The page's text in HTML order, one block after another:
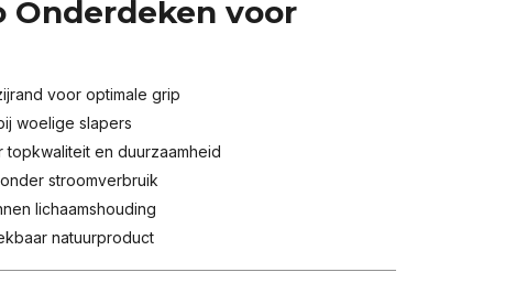
Onderdeken voor
voor optimale grip
woelige slapers
en duurzaamheid
stroomverbruik
lichaamshouding
natuurproduct